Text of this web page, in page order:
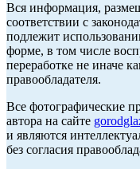
Вся информация,
соответствии с
подлежит
форме, в том числе
переработке не иначе
правообладателя.
Все фотографические
автора на сайте
и являются
без согласия